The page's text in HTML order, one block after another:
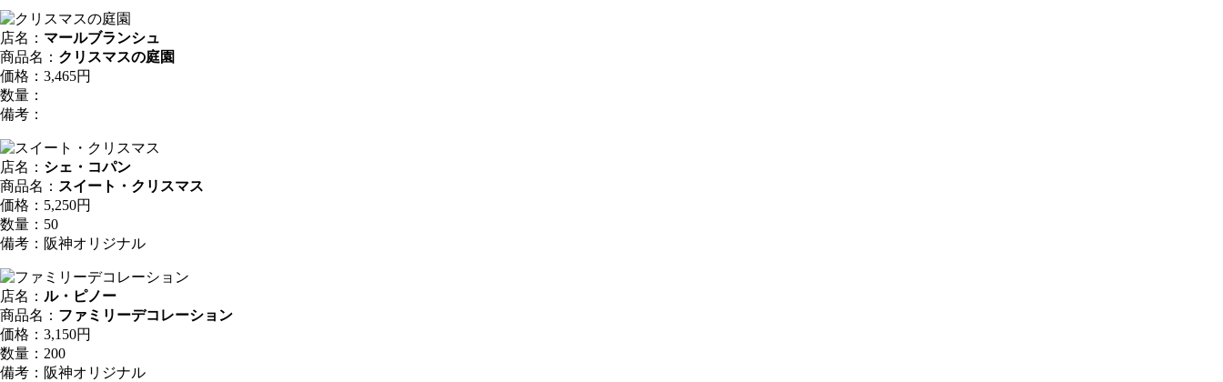
店名： マールブランシュ
商品名： クリスマスの庭園
価格：3,465円
数量：
備考：
店名： シェ・コパン
商品名： スイート・クリスマス
価格：5,250円
数量：50
備考：阪神オリジナル
店名： ル・ピノー
商品名： ファミリーデコレーション
価格：3,150円
数量：200
備考：阪神オリジナル